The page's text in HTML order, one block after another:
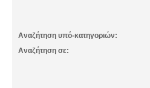
Αναζήτηση υπό-κατηγοριών:
Αναζήτηση σε: